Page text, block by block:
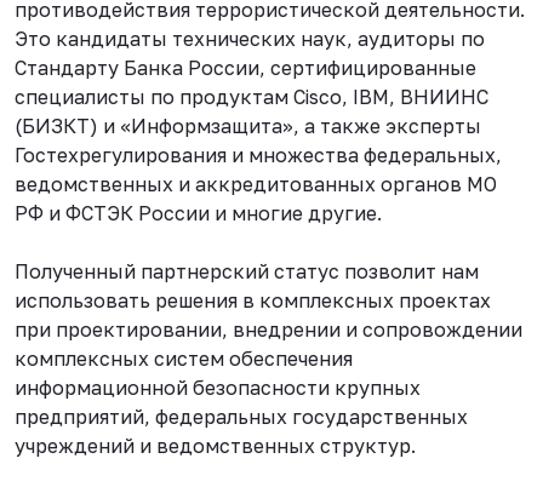
противодействия террористической деятельности.
Это кандидаты технических наук, аудиторы по
Стандарту Банка России, сертифицированные
специалисты по продуктам Cisco, IBM, ВНИИНС
(БИЗКТ) и «Информзащита», а также эксперты
Гостехрегулирования и множества федеральных,
ведомственных и аккредитованных органов МО
РФ и ФСТЭК России и многие другие.
Полученный партнерский статус позволит нам
использовать решения в комплексных проектах
при проектировании, внедрении и сопровождении
комплексных систем обеспечения
информационной безопасности крупных
предприятий, федеральных государственных
учреждений и ведомственных структур.